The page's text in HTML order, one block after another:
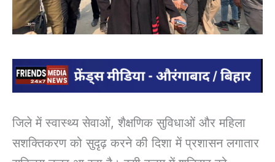
जिले में स्वास्थ्य सेवाओं, शैक्षणिक सुविधाओं और महिला
सशक्तिकरण को सुदृढ़ करने की दिशा में प्रशासन लगातार